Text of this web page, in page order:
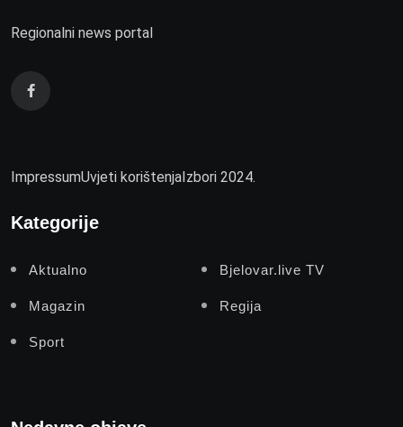
Regionalni news portal
ImpressumUvjeti korištenjaIzbori 2024.
Kategorije
Aktualno Bjelovar.live TV
Magazin Regija
Sport